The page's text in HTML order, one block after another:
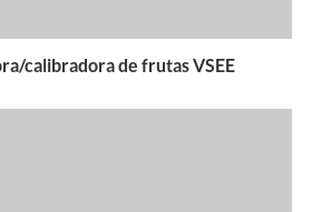
calibradora de frutas VSEE